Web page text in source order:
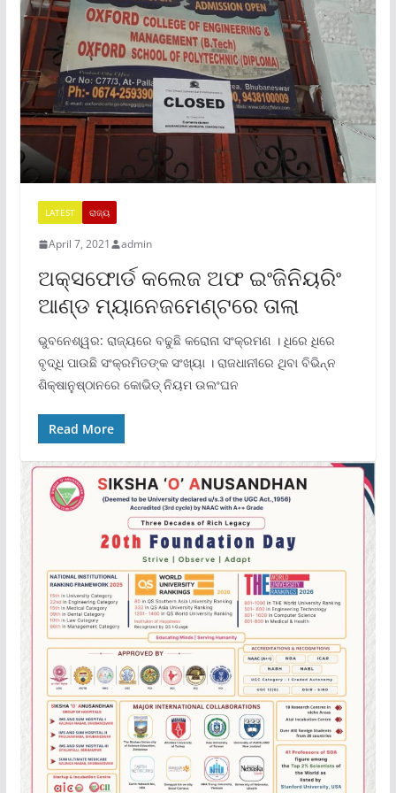
LATEST ରାଜ୍ୟ
April 7, 2021 admin
ଅକ୍ସଫୋର୍ଡ କଲେଜ ଅଫ ଇଂଜିନିୟରିଂ
ଆଣ୍ଡ ମ୍ୟାନେଜମେଣ୍ଟରେ ତାଲା
ଭୁବନେଶ୍ୱର: ରାଜ୍ୟରେ ବଢୁଛି କରୋନା ସଂକ୍ରମଣ । ଧିରେ ଧିରେ
ବୃଦ୍ଧି ପାଉଛି ସଂକ୍ରମିତଙ୍କ ସଂଖ୍ୟା । ରାଜଧାନୀରେ ଥିବା ବିଭିନ୍ନ
ଶିକ୍ଷାନୁଷ୍ଠାନରେ କୋଭିଡ୍ ନିୟମ ଉଲଂଘନ
Read More